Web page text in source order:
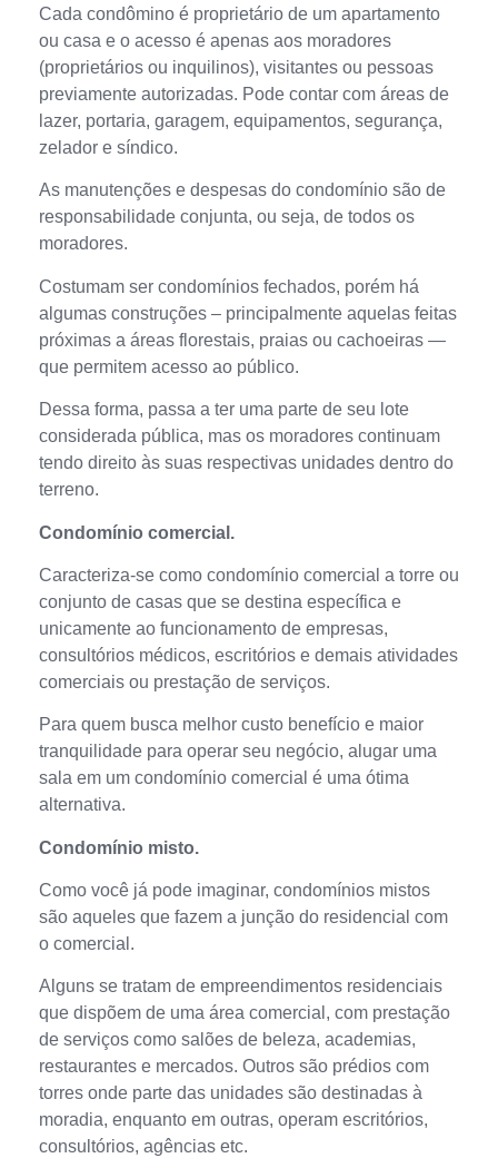
Cada condômino é proprietário de um apartamento
ou casa e o acesso é apenas aos moradores
(proprietários ou inquilinos), visitantes ou pessoas
previamente autorizadas. Pode contar com áreas de
lazer, portaria, garagem, equipamentos, segurança,
zelador e síndico.
As manutenções e despesas do condomínio são de
responsabilidade conjunta, ou seja, de todos os
moradores.
Costumam ser condomínios fechados, porém há
algumas construções – principalmente aquelas feitas
próximas a áreas florestais, praias ou cachoeiras —
que permitem acesso ao público.
Dessa forma, passa a ter uma parte de seu lote
considerada pública, mas os moradores continuam
tendo direito às suas respectivas unidades dentro do
terreno.
Condomínio comercial.
Caracteriza-se como condomínio comercial a torre ou
conjunto de casas que se destina específica e
unicamente ao funcionamento de empresas,
consultórios médicos, escritórios e demais atividades
comerciais ou prestação de serviços.
Para quem busca melhor custo benefício e maior
tranquilidade para operar seu negócio, alugar uma
sala em um condomínio comercial é uma ótima
alternativa.
Condomínio misto.
Como você já pode imaginar, condomínios mistos
são aqueles que fazem a junção do residencial com
o comercial.
Alguns se tratam de empreendimentos residenciais
que dispõem de uma área comercial, com prestação
de serviços como salões de beleza, academias,
restaurantes e mercados. Outros são prédios com
torres onde parte das unidades são destinadas à
moradia, enquanto em outras, operam escritórios,
consultórios, agências etc.